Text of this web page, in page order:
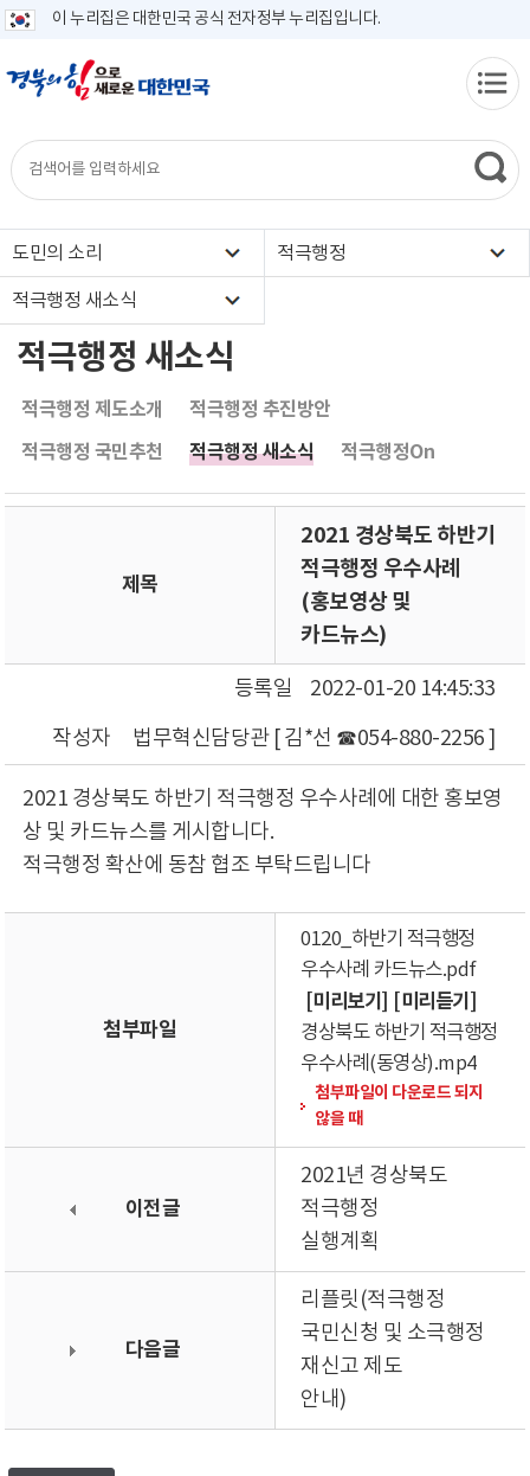
이 누리집은 대한민국 공식 전자정부 누리집입니다.
도민의 소리 적극행정
적극행정 새소식
적극행정 새소식
적극행정 제도소개
적극행정 추진방안
적극행정 국민추천
적극행정 새소식 적극행정On
제목
2021 경상북도 하반기
적극행정 우수사례
(홍보영상 및
카드뉴스)
등록일
2022-01-20 14:45:33
작성자
법무혁신담당관 [ 김*선 ☎054-880-2256 ]
2021 경상북도 하반기 적극행정 우수사례에 대한 홍보영
상 및 카드뉴스를 게시합니다.
적극행정 확산에 동참 협조 부탁드립니다
첨부파일
0120_하반기 적극행정
우수사례 카드뉴스.pdf
[미리보기] [미리듣기]
경상북도 하반기 적극행정
우수사례(동영상).mp4
첨부파일이 다운로드 되지
않을 때
이전글
2021년 경상북도
적극행정
실행계획
다음글
리플릿(적극행정
국민신청 및 소극행정
재신고 제도
안내)